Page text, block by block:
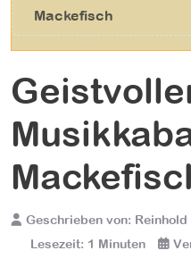
Mackefisch
Geschrieben von: Reinhold
Lesezeit: 1 Minuten